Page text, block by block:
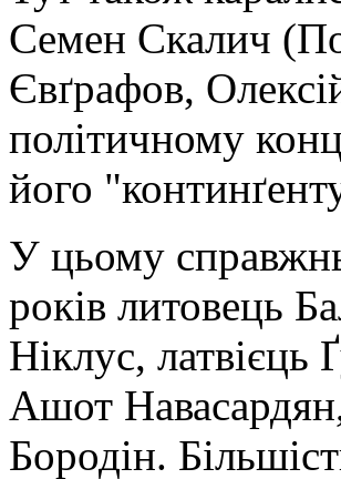
Семен Скалич
Євґрафов,
політичному
його
У цьому
років литовець
Ніклус,
Ашот
Бородін.